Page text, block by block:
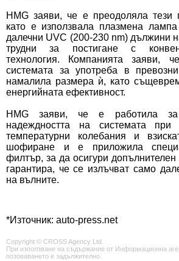
HMG заяви, че е преодоляла тези
като е използвала плазмена
далечни UVC (200-230 nm) дължини
трудни за постигане с
технология. Компанията заяви,
системата за употреба в
намалила размера ѝ, като
енергийната ефективност.
HMG заяви, че е работила за
надеждността на системата при
температурни колебания и
шофиране и е приложила
филтър, за да осигури
гарантира, че се излъчват само
на вълните.
*Източник: auto-press.net
Copyright © CROSS Agency Ltd.
При използване на съдържание от Информационна
позоваването е задължително.